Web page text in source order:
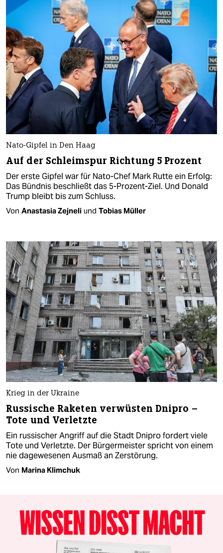
Nato-Gipfel in Den Haag
Auf der Schleimspur Richtung 5 Prozent
Der erste Gipfel war für Nato-Chef Mark Rutte ein Erfolg:
Das Bündnis beschließt das 5-Prozent-Ziel. Und Donald
Trump bleibt bis zum Schluss.
Von Anastasia Zejneli und Tobias Müller
Krieg in der Ukraine
Russische Raketen verwüsten Dnipro –
Tote und Verletzte
Ein russischer Angriff auf die Stadt Dnipro fordert viele
Tote und Verletzte. Der Bürgermeister spricht von einem
nie dagewesenen Ausmaß an Zerstörung.
Von Marina Klimchuk